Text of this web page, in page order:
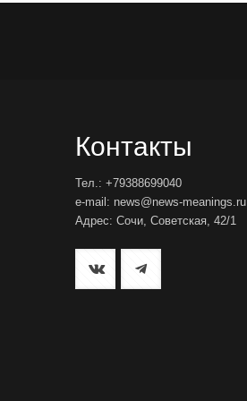
Контакты
Тел.: +79388699040
e-mail: news@news-meanings.ru
Адрес: Сочи, Советская, 42/1